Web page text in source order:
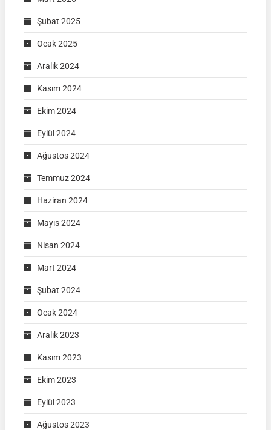
Şubat 2025
Ocak 2025
Aralık 2024
Kasım 2024
Ekim 2024
Eylül 2024
Ağustos 2024
Temmuz 2024
Haziran 2024
Mayıs 2024
Nisan 2024
Mart 2024
Şubat 2024
Ocak 2024
Aralık 2023
Kasım 2023
Ekim 2023
Eylül 2023
Ağustos 2023